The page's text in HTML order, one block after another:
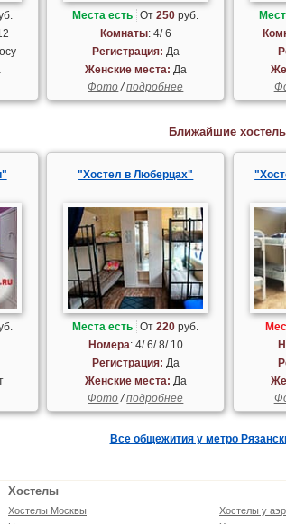
Места есть От250 руб.
Комнаты: 4/ 6
Регистрация: Да
Женские места: Да
Фото/подробнее
Ближайшие
"Хостел в Люберцах"
Места есть От220 руб.
Номера: 4/ 6/ 8/ 10
Регистрация: Да
Женские места: Да
Фото/подробнее
Все общежития у метро
Хостелы
Хостелы Москвы
Хостелы у